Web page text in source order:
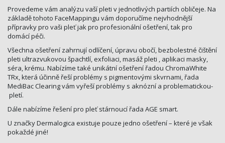
Provedeme vám analýzu vaší pleti v jednotlivých partiích obličeje. Na
základě tohoto FaceMappingu vám doporučíme nejvhodnější
přípravky pro vaši pleť jak pro profesionální ošetření, tak pro
domácí péči.
Všechna ošetření zahrnují odlíčení, úpravu obočí, bezbolestné čištění
pleti ultrazvukovou špachtlí, exfoliaci, masáž pleti , aplikaci masky,
séra, krému. Nabízíme také unikátní ošetření řadou ChromaWhite
TRx, která účinně řeší problémy s pigmentovými skvrnami, řada
MediBac Clearing vám vyřeší problémy s aknózní a problematickou­
pletí.
Dále nabízíme řešení pro pleť stárnoucí řada AGE smart.
U značky Dermalogica existuje pouze jedno ošetření – které je však
pokaždé jiné!